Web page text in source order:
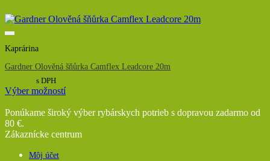
Kaprárina
Gardner Olověná šňůrka Camflex Leadcore 20m
s DPH
Výber možností
produkt
má
viacero
Možnosti
Ponúkame široký výber rybárskych potrieb s dopravou zadarmo od
80 €.
Zákaznícke centrum
Môj účet